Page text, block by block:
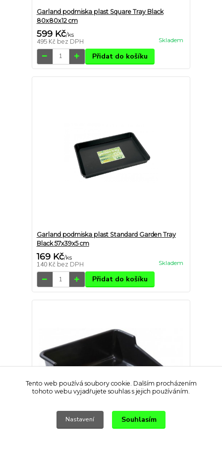
Garland podmiska plast Square Tray Black
80x80x12 cm
599 Kč/ks
495 Kč bez DPH Skladem
Přidat do košíku
Garland podmiska plast Standard Garden Tray
Black 57x39x5 cm
169 Kč/ks
140 Kč bez DPH Skladem
Přidat do košíku
Tento web používá soubory cookie. Dalším procházením
tohoto webu vyjadřujete souhlas s jejich používáním.
Nastavení Souhlasím